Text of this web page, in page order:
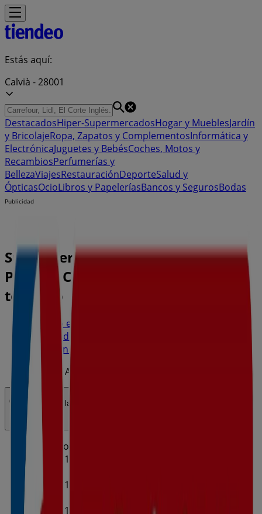
Estás aquí:
Calvià - 28001
DestacadosHiper-SupermercadosHogar y MueblesJardín
y BricolajeRopa, Zapatos y ComplementosInformática y
ElectrónicaJuguetes y BebésCoches, Motos y
RecambiosPerfumerías y
BellezaViajesRestauraciónDeporteSalud y
ÓpticasOcioLibros y PapeleríasBancos y SegurosBodas
Publicidad
Supermercado Eroski | Avda de la
Playa 8, Calvià - Ofertas, horarios y
teléfono
Tiendeo en Calvià
Ofertas de Hiper-Supermercados en Calvià
Eroski en Calvià
Eroski | Avda de la Playa 8
Abierto Hasta las 21:00
Domingo
08:00 - 21:00
08:00 - 21:00
Martes
08:00 - 21:00